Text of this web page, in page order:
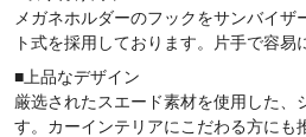
メガネホルダーのフックをサンバイ
ト式を採用しております。片手で容
■上品なデザイン
厳选されたスエード素材を使用した
す。カーインテリアにこだわる方にも